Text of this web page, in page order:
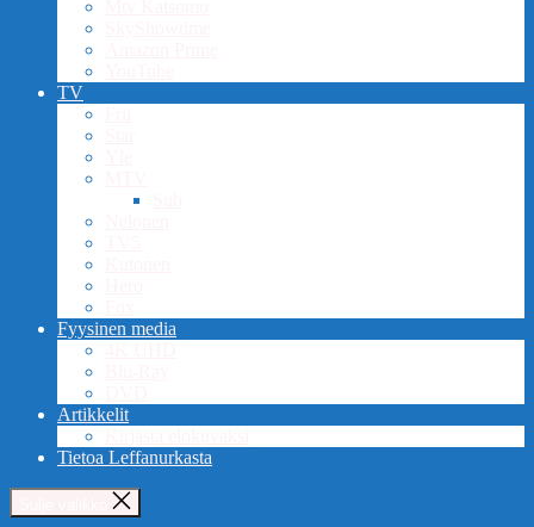
TV
Fyysinen media
Artikkelit
Tietoa Leffanurkasta